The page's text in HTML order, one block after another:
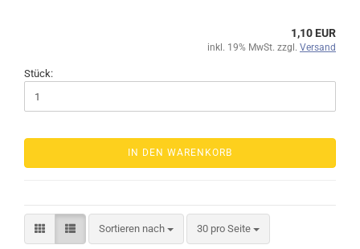
1,10 EUR
inkl. 19% MwSt. zzgl. Versand
Stück:
IN DEN WARENKORB
Sortieren nach
Sortieren nach 30 pro Seite
pro Seite